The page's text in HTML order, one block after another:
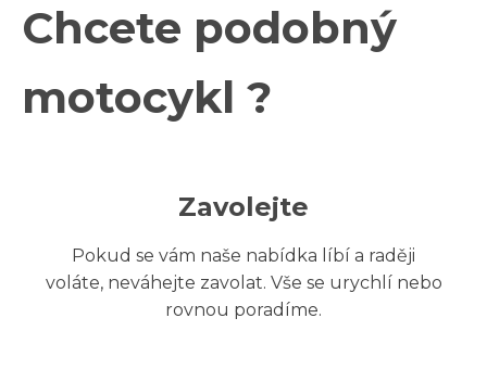
Chcete podobný
motocykl ?
Zavolejte
Pokud se vám naše nabídka líbí a raději
voláte, neváhejte zavolat. Vše se urychlí nebo
rovnou poradíme.